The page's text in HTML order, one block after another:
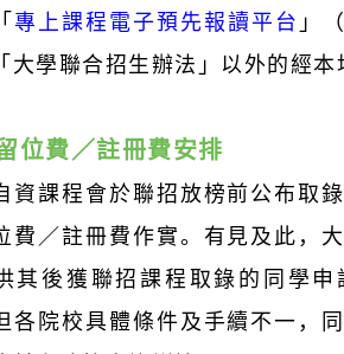
專上課程電子預先報讀平台 」
大學聯合招生辦法」以外的經本
位費／註冊費安排
資課程會於聯招放榜前公布取
費／註冊費作實。有見及此，
其後獲聯招課程取錄的同學申
各院校具體條件及手續不一，